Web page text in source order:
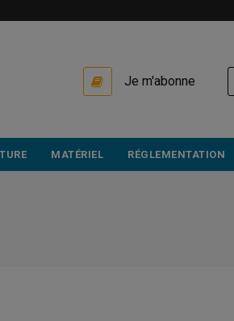
Je m'abonne
MATÉRIEL RÉGLEMENTATION